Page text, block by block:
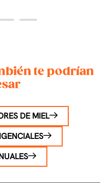
3 4
te podrían
DE MIEL